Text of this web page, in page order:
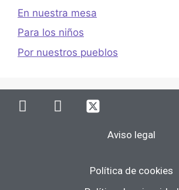
En nuestra mesa
Para los niños
Por nuestros pueblos
Aviso legal
Política de cookies